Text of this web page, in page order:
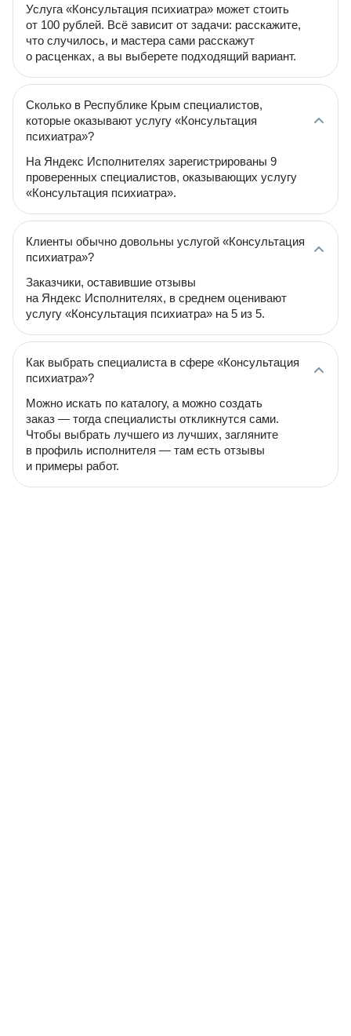
Услуга «Консультация психиатра» может стоить
от 100 рублей. Всё зависит от задачи: расскажите,
что случилось, и мастера сами расскажут
о расценках, а вы выберете подходящий вариант.
Сколько в Республике Крым специалистов,
которые оказывают услугу «Консультация
психиатра»?
На Яндекс Исполнителях зарегистрированы 9
проверенных специалистов, оказывающих услугу
«Консультация психиатра».
Клиенты обычно довольны услугой «Консультация
психиатра»?
Заказчики, оставившие отзывы
на Яндекс Исполнителях, в среднем оценивают
услугу «Консультация психиатра» на 5 из 5.
Как выбрать специалиста в сфере «Консультация
психиатра»?
Можно искать по каталогу, а можно создать
заказ — тогда специалисты откликнутся сами.
Чтобы выбрать лучшего из лучших, загляните
в профиль исполнителя — там есть отзывы
и примеры работ.